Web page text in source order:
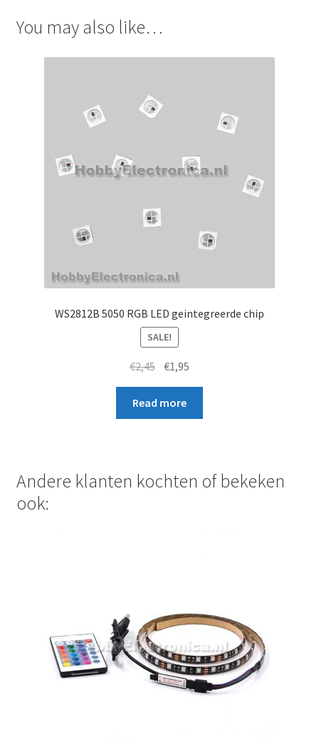
You may also like…
WS2812B 5050 RGB LED geintegreerde chip
SALE!
€2,45 Original
price
was:
€2,45.
€1,95
price
€1,95.
Read more
Andere klanten kochten of bekeken
ook: